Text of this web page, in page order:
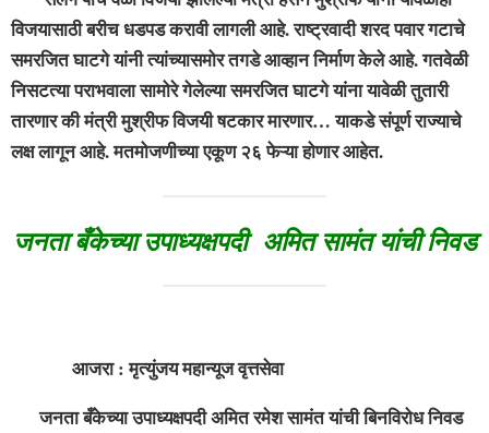
विजयासाठी बरीच धडपड करावी लागली आहे. राष्ट्रवादी शरद पवार गटाचे
समरजित घाटगे यांनी त्यांच्यासमोर तगडे आव्हान निर्माण केले आहे. गतवेळी
निसटत्या पराभवाला सामोरे गेलेल्या समरजित घाटगे यांना यावेळी तुतारी
तारणार की मंत्री मुश्रीफ विजयी षटकार मारणार… याकडे संपूर्ण राज्याचे
लक्ष लागून आहे. मतमोजणीच्या एकूण २६ फेऱ्या होणार आहेत.
जनता बँकेच्या उपाध्यक्षपदी अमित सामंत यांची निवड
आजरा : मृत्युंजय महान्यूज वृत्तसेवा
जनता बँकेच्या उपाध्यक्षपदी अमित रमेश सामंत यांची बिनविरोध निवड